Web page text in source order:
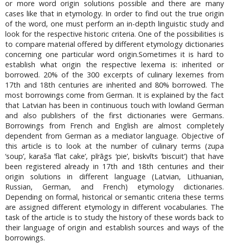
or more word origin solutions possible and there are many
cases like that in etymology. In order to find out the true origin
of the word, one must perform an in-depth linguistic study and
look for the respective historic criteria. One of the possibilities is
to compare material offered by different etymology dictionaries
concerning one particular word origin.Sometimes it is hard to
establish what origin the respective lexema is: inherited or
borrowed. 20% of the 300 excerpts of culinary lexemes from
17th and 18th centuries are inherited and 80% borrowed. The
most borrowings come from German. It is explained by the fact
that Latvian has been in continuous touch with lowland German
and also publishers of the first dictionaries were Germans.
Borrowings from French and English are almost completely
dependent from German as a mediator language. Objective of
this article is to look at the number of culinary terms (zupa
‘soup’, karaša ‘flat cake’, pīrāgs ‘pie’, biskvīts ‘biscuit’) that have
been registered already in 17th and 18th centuries and their
origin solutions in different language (Latvian, Lithuanian,
Russian, German, and French) etymology dictionaries.
Depending on formal, historical or semantic criteria these terms
are assigned different etymology in different vocabularies. The
task of the article is to study the history of these words back to
their language of origin and establish sources and ways of the
borrowings.